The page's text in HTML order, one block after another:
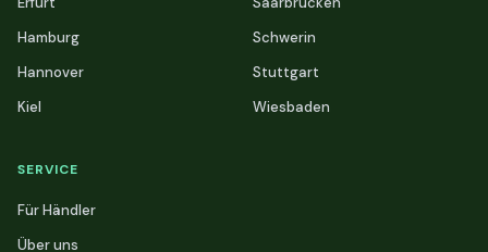
Hamburg
Hannover
Kiel
Schwerin
Stuttgart
Wiesbaden
SERVICE
Für Händler
Über uns